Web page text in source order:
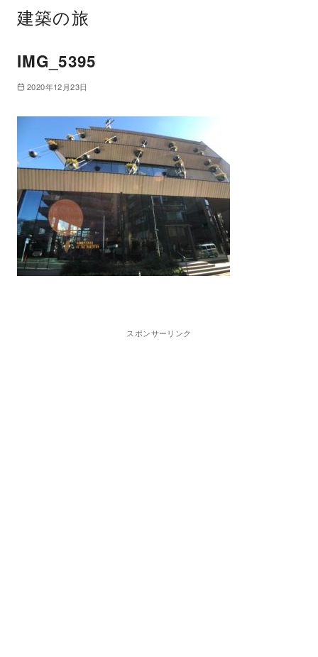
建築の旅
IMG_5395
2020年12月23日
スポンサーリンク